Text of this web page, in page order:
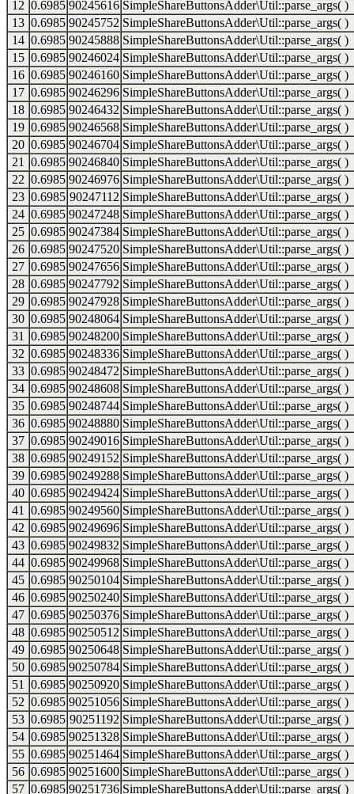
12 0.6985 90245616 SimpleShareButtonsAdder\Util::parse_args( )
13 0.6985 90245752 SimpleShareButtonsAdder\Util::parse_args( )
14 0.6985 90245888 SimpleShareButtonsAdder\Util::parse_args( )
15 0.6985 90246024 SimpleShareButtonsAdder\Util::parse_args( )
16 0.6985 90246160 SimpleShareButtonsAdder\Util::parse_args( )
17 0.6985 90246296 SimpleShareButtonsAdder\Util::parse_args( )
18 0.6985 90246432 SimpleShareButtonsAdder\Util::parse_args( )
19 0.6985 90246568 SimpleShareButtonsAdder\Util::parse_args( )
20 0.6985 90246704 SimpleShareButtonsAdder\Util::parse_args( )
21
0.6985 90246840 SimpleShareButtonsAdder\Util::parse_args( )
22 0.6985 90246976 SimpleShareButtonsAdder\Util::parse_args( )
23 0.6985 90247112 SimpleShareButtonsAdder\Util::parse_args( )
24 0.6985 90247248 SimpleShareButtonsAdder\Util::parse_args( )
25 0.6985 90247384 SimpleShareButtonsAdder\Util::parse_args( )
26 0.6985 90247520 SimpleShareButtonsAdder\Util::parse_args( )
27 0.6985 90247656 SimpleShareButtonsAdder\Util::parse_args( )
28 0.6985 90247792 SimpleShareButtonsAdder\Util::parse_args( )
29 0.6985 90247928 SimpleShareButtonsAdder\Util::parse_args( )
30 0.6985 90248064 SimpleShareButtonsAdder\Util::parse_args( )
31
0.6985 90248200 SimpleShareButtonsAdder\Util::parse_args( )
32 0.6985 90248336 SimpleShareButtonsAdder\Util::parse_args( )
33 0.6985 90248472 SimpleShareButtonsAdder\Util::parse_args( )
34 0.6985 90248608 SimpleShareButtonsAdder\Util::parse_args( )
35 0.6985 90248744 SimpleShareButtonsAdder\Util::parse_args( )
36 0.6985 90248880 SimpleShareButtonsAdder\Util::parse_args( )
37 0.6985 90249016 SimpleShareButtonsAdder\Util::parse_args( )
38 0.6985 90249152 SimpleShareButtonsAdder\Util::parse_args( )
39 0.6985 90249288 SimpleShareButtonsAdder\Util::parse_args( )
40 0.6985 90249424 SimpleShareButtonsAdder\Util::parse_args( )
41
0.6985 90249560 SimpleShareButtonsAdder\Util::parse_args( )
42 0.6985 90249696 SimpleShareButtonsAdder\Util::parse_args( )
43 0.6985 90249832 SimpleShareButtonsAdder\Util::parse_args( )
44 0.6985 90249968 SimpleShareButtonsAdder\Util::parse_args( )
45 0.6985 90250104 SimpleShareButtonsAdder\Util::parse_args( )
46 0.6985 90250240 SimpleShareButtonsAdder\Util::parse_args( )
47 0.6985 90250376 SimpleShareButtonsAdder\Util::parse_args( )
48 0.6985 90250512 SimpleShareButtonsAdder\Util::parse_args( )
49 0.6985 90250648 SimpleShareButtonsAdder\Util::parse_args( )
50 0.6985 90250784 SimpleShareButtonsAdder\Util::parse_args( )
51
0.6985 90250920 SimpleShareButtonsAdder\Util::parse_args( )
52 0.6985 90251056 SimpleShareButtonsAdder\Util::parse_args( )
53 0.6985 90251192 SimpleShareButtonsAdder\Util::parse_args( )
54 0.6985 90251328 SimpleShareButtonsAdder\Util::parse_args( )
55 0.6985 90251464 SimpleShareButtonsAdder\Util::parse_args( )
56 0.6985 90251600 SimpleShareButtonsAdder\Util::parse_args( )
57 0.6985 90251736 SimpleShareButtonsAdder\Util::parse_args( )